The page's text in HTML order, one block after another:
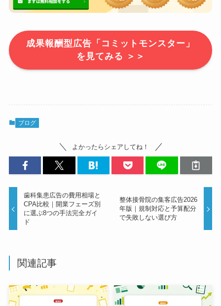
成果報酬型広告「コミットモンスター」
を見てみる ＞＞
ブログ
よかったらシェアしてね！
歯科集患広告の費用相場と
CPA比較｜開業フェーズ別
に選ぶ8つの手法完全ガイ
ド
整体接骨院の集客広告2026
年版｜規制対応と予算配分
で失敗しない選び方
関連記事